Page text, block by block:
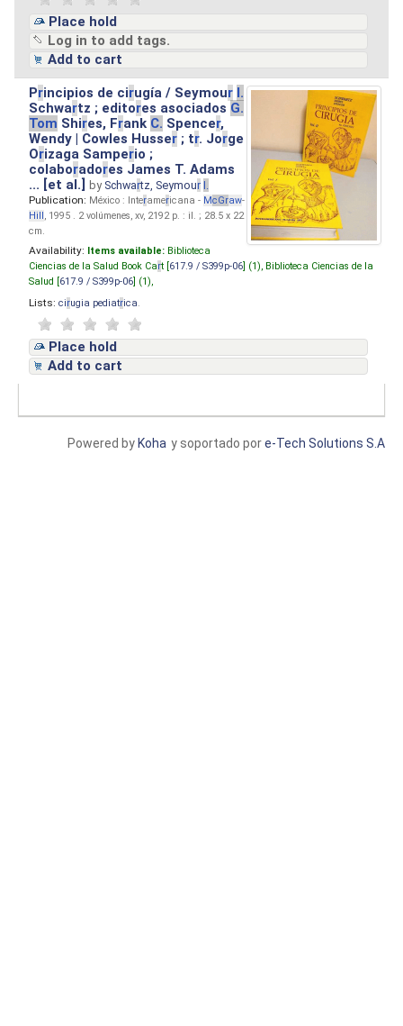
Place hold
Log in to add tags.
Add to cart
Principios de cirugía / Seymour I.
Schwartz ; editores asociados G.
Tom Shires, Frank C. Spencer,
Wendy | Cowles Husser ; tr. Jorge
Orizaga Samperio ;
colaboradores James T. Adams
... [et al.]by Schwartz, Seymour I.
Publication: México : Interamericana - McGraw-
Hill, 1995 . 2 volúmenes, xv, 2192 p. : il. ; 28.5 x 22
cm.
Availability: Items available: Biblioteca
Ciencias de la Salud Book Cart [ 617.9 / S399p-06 ] (1), Biblioteca Ciencias de la
Salud [ 617.9 / S399p-06 ] (1),
Lists: cirugia pediatrica
Place hold
Add to cart
y soportado pore-Tech Solutions S.A
Powered by Koha